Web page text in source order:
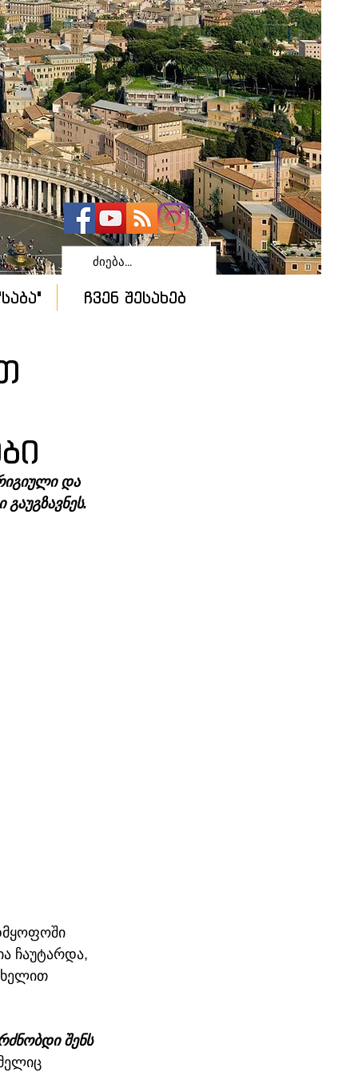
ჩვენ შესახებ
და
ჩაუტარდა,
ხელით
შენს